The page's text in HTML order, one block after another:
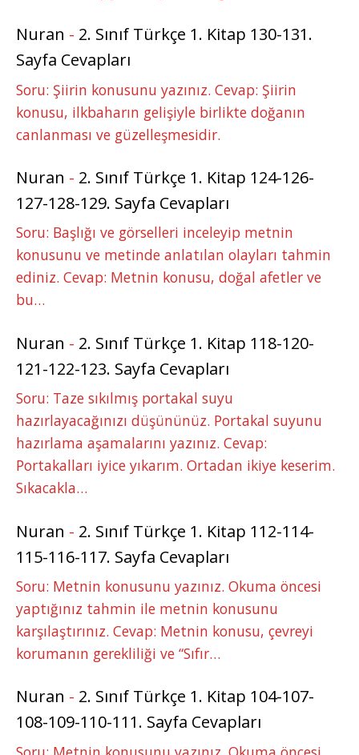
Nuran - 2. Sınıf Türkçe 1. Kitap 130-131.
Sayfa Cevapları
Soru: Şiirin konusunu yazınız. Cevap: Şiirin
konusu, ilkbaharın gelişiyle birlikte doğanın
canlanması ve güzelleşmesidir.
Nuran - 2. Sınıf Türkçe 1. Kitap 124-126-
127-128-129. Sayfa Cevapları
Soru: Başlığı ve görselleri inceleyip metnin
konusunu ve metinde anlatılan olayları tahmin
ediniz. Cevap: Metnin konusu, doğal afetler ve
bu…
Nuran - 2. Sınıf Türkçe 1. Kitap 118-120-
121-122-123. Sayfa Cevapları
Soru: Taze sıkılmış portakal suyu
hazırlayacağınızı düşününüz. Portakal suyunu
hazırlama aşamalarını yazınız. Cevap:
Portakalları iyice yıkarım. Ortadan ikiye keserim.
Sıkacakla…
Nuran - 2. Sınıf Türkçe 1. Kitap 112-114-
115-116-117. Sayfa Cevapları
Soru: Metnin konusunu yazınız. Okuma öncesi
yaptığınız tahmin ile metnin konusunu
karşılaştırınız. Cevap: Metnin konusu, çevreyi
korumanın gerekliliği ve “Sıfır…
Nuran - 2. Sınıf Türkçe 1. Kitap 104-107-
108-109-110-111. Sayfa Cevapları